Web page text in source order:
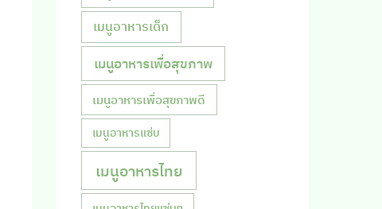
เมนูอาหารเด็ก
เมนูอาหารเพื่อสุขภาพ
เมนูอาหารเพื่อสุขภาพดี
เมนูอาหารแซ่บ
เมนูอาหารไทย